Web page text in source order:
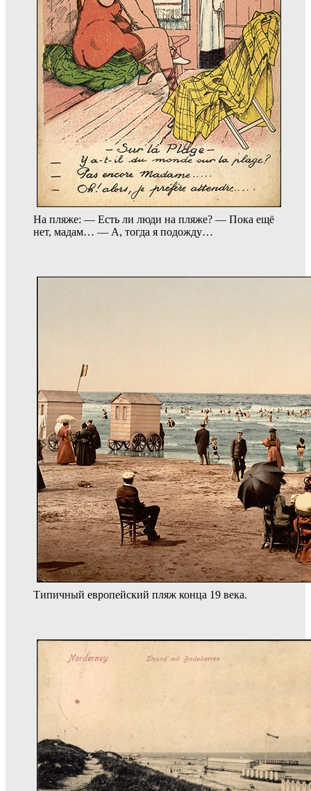
На пляже: — Есть ли люди на пляже? — Пока ещё
нет, мадам… — А, тогда я подожду…
Типичный европейский пляж конца 19 века.